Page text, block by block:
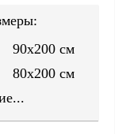
90x200 см
80x200 см